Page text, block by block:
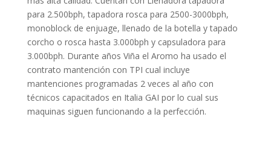
para 2.500bph, tapadora rosca para 2500-3000bph,
monoblock de enjuage, llenado de la botella y tapado
corcho o rosca hasta 3.000bph y capsuladora para
3.000bph. Durante años Viña el Aromo ha usado el
contrato mantención con TPI cual incluye
mantenciones programadas 2 veces al año con
técnicos capacitados en Italia GAI por lo cual sus
maquinas siguen funcionando a la perfección.